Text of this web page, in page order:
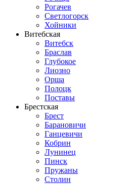
Рогачев
Светлогорск
Хойники
Витебская
Витебск
Браслав
Глубокое
Лиозно
Орша
Полоцк
Поставы
Брестская
Брест
Барановичи
Ганцевичи
Кобрин
Лунинец
Пинск
Пружаны
Столин